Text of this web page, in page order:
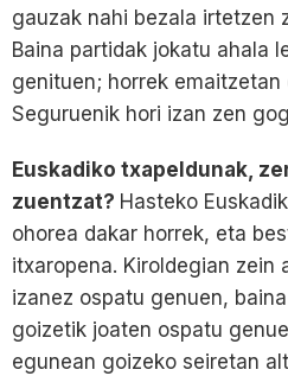
gauzak nahi bezala irtetzen
Baina partidak jokatu ahala
genituen; horrek
Seguruenik hori izan zen
Euskadiko txapeldunak,
zuentzat? Hasteko
ohorea dakar horrek, eta
itxaropena. Kiroldegian zein
izanez ospatu genuen,
goizetik joaten ospatu
egunean goizeko seiretan